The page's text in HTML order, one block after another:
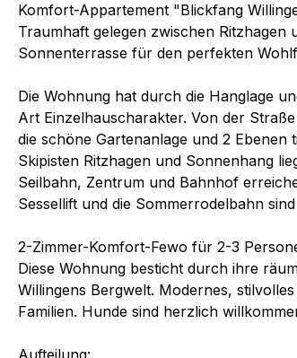
Komfort-Appartement "Blickfang
Traumhaft gelegen zwischen
Sonnenterrasse für den perfekten
Die Wohnung hat durch die Hanglage
Art Einzelhauscharakter. Von der
die schöne Gartenanlage und 2
Skipisten Ritzhagen und Sonnenhang
Seilbahn, Zentrum und Bahnhof
Sessellift und die Sommerrodelbahn
2-Zimmer-Komfort-Fewo für 2-3
Diese Wohnung besticht durch ihre
Willingens Bergwelt. Modernes,
Familien. Hunde sind herzlich
Aufteilung: